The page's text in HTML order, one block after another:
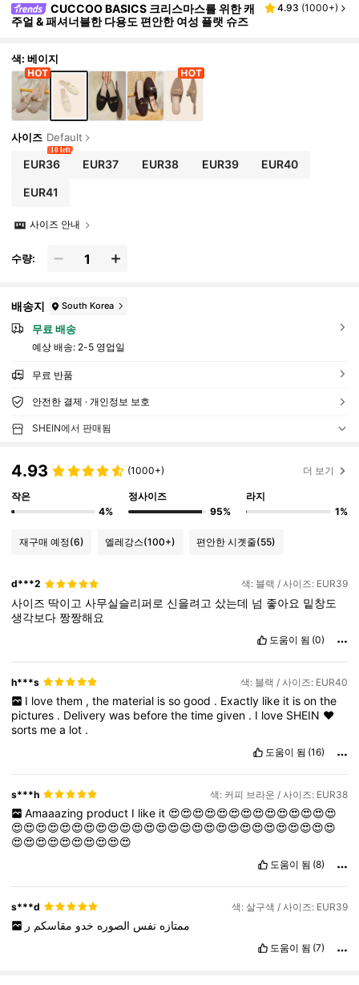
CUCCOO BASICS 크리스마스를 위한 캐
주얼 & 패셔너블한 다용도 편안한 여성 플랫 슈즈
4.93 (1000+)
색: 베이지
사이즈 Default
EUR36
10 left
EUR37 EUR38 EUR39 EUR40
EUR41
사이즈 안내
수량:
배송지 South Korea
무료 배송
예상 배송: 2-5 영업일
무료 반품
안전한 결제 · 개인정보 보호
SHEIN에서 판매됨
4.93 (1000+) 더 보기
작은
4%
정사이즈
95%
라지
1%
재구매 예정(6) 엘레강스(100+) 편안한 시곗줄(55)
d***2 색: 블랙 / 사이즈: EUR39
사이즈 딱이고사무실슬리퍼로 신을려고샀는데 넘 좋아요 밑창도
생각보다 짱짱해요
도움이 됨 (0)
h***s 색: 블랙 / 사이즈: EUR40
I love them , the material is so good . Exactly like it is on the
pictures . Deliverywas beforethetimegiven . I love SHEIN ❤️
sorts mea lot .
도움이 됨 (16)
s***h 색: 커피 브라운 / 사이즈: EUR38
Amaaazing product I like it 😍😍😍😍😍😍😍😍😍😍😍😍😍😍
😍😍😍😍😍😍😍😍😍😍😍😍😍😍😍😍😍😍😍😍😍😍😍😍😍😍😍
😍😍😍😍😍😍😍😍😍😍
도움이 됨 (8)
s***d 색: 살구색 / 사이즈: EUR39
ممتازه نفس الصوره خدو مقاسكم ر
도움이 됨 (7)